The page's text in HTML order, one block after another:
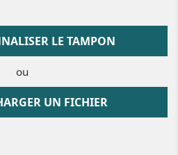
LE TAMPON
ou
UN FICHIER